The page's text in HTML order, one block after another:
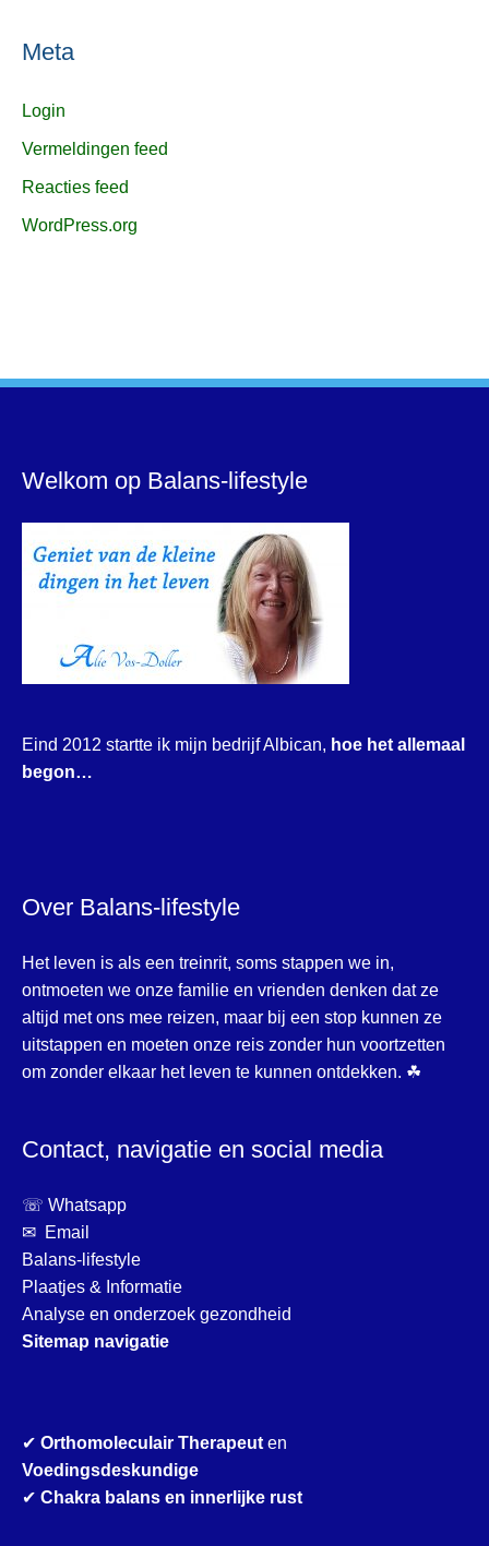
Meta
Login
Vermeldingen feed
Reacties feed
WordPress.org
Welkom op Balans-lifestyle
Eind 2012 startte ik mijn bedrijf Albican, hoe het allemaal
begon…
Over Balans-lifestyle
Het leven is als een treinrit, soms stappen we in,
ontmoeten we onze familie en vrienden denken dat ze
altijd met ons mee reizen, maar bij een stop kunnen ze
uitstappen en moeten onze reis zonder hun voortzetten
om zonder elkaar het leven te kunnen ontdekken. ☘
Contact, navigatie en social media
☏ Whatsapp
✉ Email
Balans-lifestyle
Plaatjes & Informatie
Analyse en onderzoek gezondheid
Sitemap navigatie
✔ Orthomoleculair Therapeuten
Voedingsdeskundige
✔ Chakra balans en innerlijke rust